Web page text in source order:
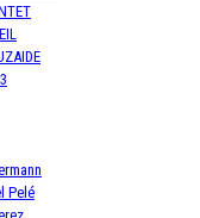
Pelé